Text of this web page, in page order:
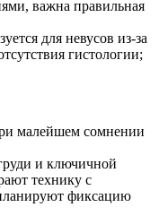
важна правильная
для невусов из‑за
гистологии;
малейшем сомнении
и ключичной
технику с
фиксацию